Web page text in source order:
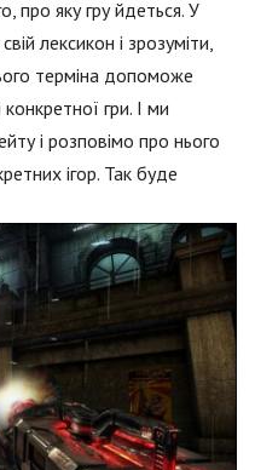
про яку гру йдеться. У
лексикон і зрозуміти,
терміна допоможе
гри. І ми
і розповімо про нього
ігор. Так буде